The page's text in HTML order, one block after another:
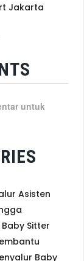
Jakarta
untuk
Asisten
Sitter
Baby